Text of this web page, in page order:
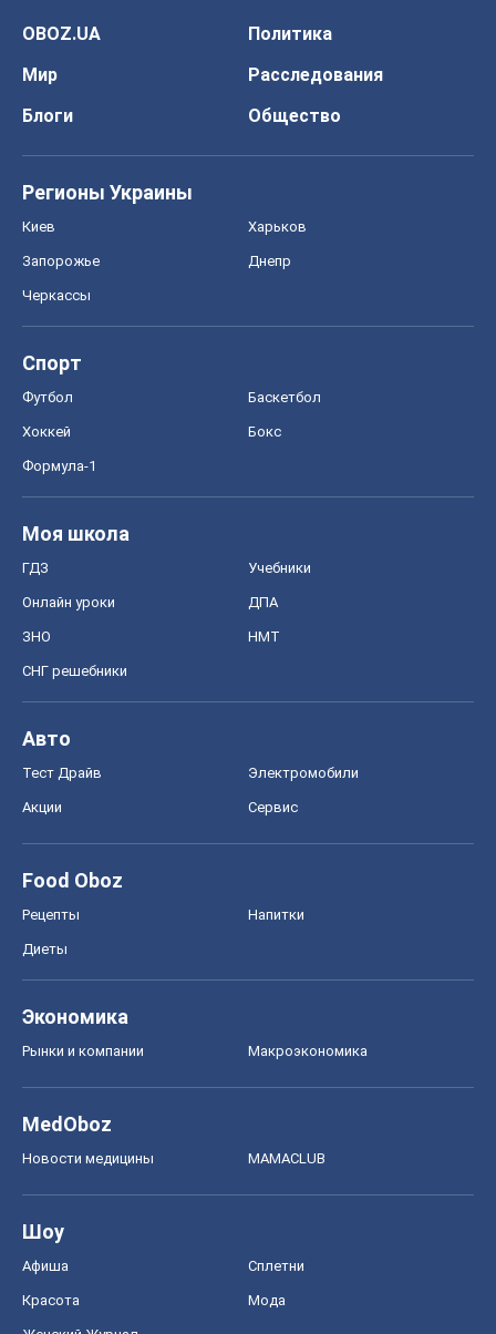
OBOZ.UA
Политика
Мир
Расследования
Блоги
Общество
Регионы Украины
Киев Харьков
Запорожье Днепр
Черкассы
Спорт
Футбол Баскетбол
Хоккей Бокс
Формула-1
Моя школа
ГДЗ Учебники
Онлайн уроки ДПА
ЗНО НМТ
СНГ решебники
Авто
Тест Драйв Электромобили
Акции Сервис
Food Oboz
Рецепты Напитки
Диеты
Экономика
Рынки и компании Mакроэкономика
MedOboz
Новости медицины MAMACLUB
Шоу
Афиша Сплетни
Красота Мода